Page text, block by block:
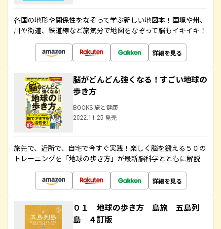
各国の地形や関係性をなぞって学ぶ新しい地図本！国境や州、
川や街道、鉄道線など旅気分で地図をなぞって脳もイキイキ！
詳細を見る
脳がどんどん強くなる！すごい地球の
歩き方
BOOKS 旅と健康
2022.11.25 発売
旅先で、近所で、自宅で今すぐ実践！楽しく脳を鍛える５０の
トレーニングを「地球の歩き方」が最新脳科学とともに解説
詳細を見る
０１ 地球の歩き方 島旅 五島列
島 ４訂版